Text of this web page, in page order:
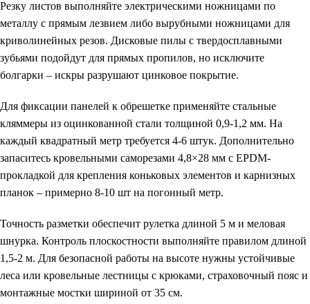
Резку листов выполняйте электрическими ножницами по
металлу с прямым лезвием либо вырубными ножницами для
криволинейных резов. Дисковые пилы с твердосплавными
зубьями подойдут для прямых пропилов, но исключите
болгарки – искры разрушают цинковое покрытие.
Для фиксации панелей к обрешетке применяйте стальные
кляммеры из оцинкованной стали толщиной 0,9-1,2 мм. На
каждый квадратный метр требуется 4-6 штук. Дополнительно
запаситесь кровельными саморезами 4,8×28 мм с EPDM-
прокладкой для крепления коньковых элементов и карнизных
планок – примерно 8-10 шт на погонный метр.
Точность разметки обеспечит рулетка длиной 5 м и меловая
шнурка. Контроль плоскостности выполняйте правилом длиной
1,5-2 м. Для безопасной работы на высоте нужны устойчивые
леса или кровельные лестницы с крюками, страховочный пояс и
монтажные мостки шириной от 35 см.